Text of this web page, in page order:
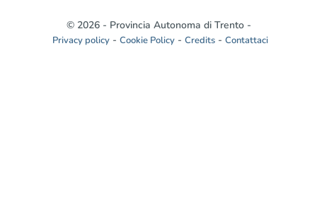
© 2026 - Provincia Autonoma di Trento -
Privacy policy- Cookie Policy- Credits- Contattaci